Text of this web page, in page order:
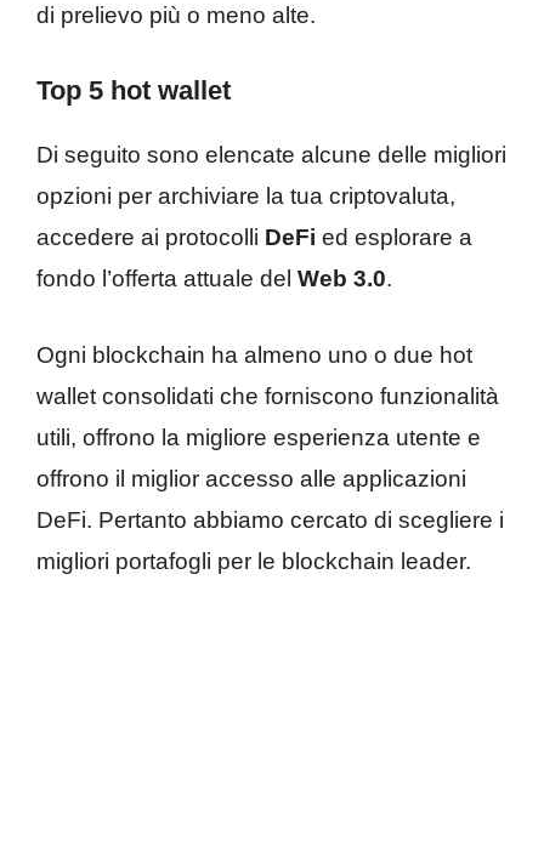
di prelievo più o meno alte.
Top 5 hot wallet
Di seguito sono elencate alcune delle migliori
opzioni per archiviare la tua criptovaluta,
accedere ai protocolli DeFi ed esplorare a
fondo l’offerta attuale del Web 3.0.
Ogni blockchain ha almeno uno o due hot
wallet consolidati che forniscono funzionalità
utili, offrono la migliore esperienza utente e
offrono il miglior accesso alle applicazioni
DeFi. Pertanto abbiamo cercato di scegliere i
migliori portafogli per le blockchain leader.